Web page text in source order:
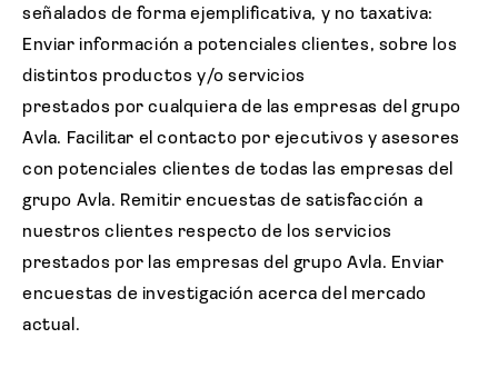
señalados de forma ejemplificativa, y no taxativa:
Enviar información a potenciales clientes, sobre los
distintos productos y/o servicios
prestados por cualquiera de las empresas del grupo
Avla. Facilitar el contacto por ejecutivos y asesores
con potenciales clientes de todas las empresas del
grupo Avla. Remitir encuestas de satisfacción a
nuestros clientes respecto de los servicios
prestados por las empresas del grupo Avla. Enviar
encuestas de investigación acerca del mercado
actual.